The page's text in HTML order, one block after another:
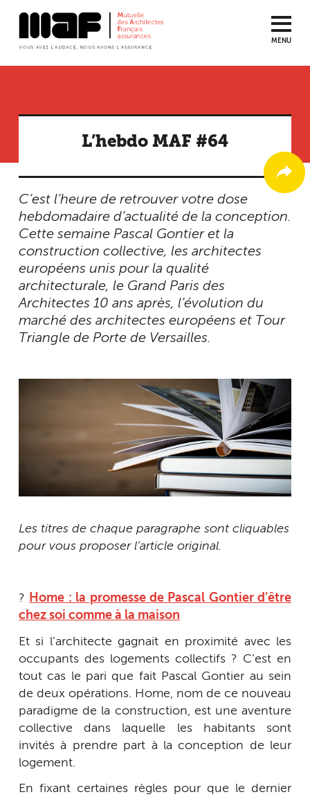
MENU
L’hebdo MAF #64
C’est l’heure de retrouver votre dose
hebdomadaire d’actualité de la conception.
Cette semaine Pascal Gontier et la
construction collective, les architectes
européens unis pour la qualité
architecturale, le Grand Paris des
Architectes 10 ans après, l’évolution du
marché des architectes européens et Tour
Triangle de Porte de Versailles.
Les titres de chaque paragraphe sont cliquables
pour vous proposer l’article original.
?
Home : la promesse de Pascal Gontier d’être
chez soi comme à la maison
Et si l’architecte gagnait en proximité avec les
occupants des logements collectifs ? C’est en
tout cas le pari que fait Pascal Gontier au sein
de deux opérations. Home, nom de ce nouveau
paradigme de la construction, est une aventure
collective dans laquelle les habitants sont
invités à prendre part à la conception de leur
logement.
En fixant certaines règles pour que le dernier